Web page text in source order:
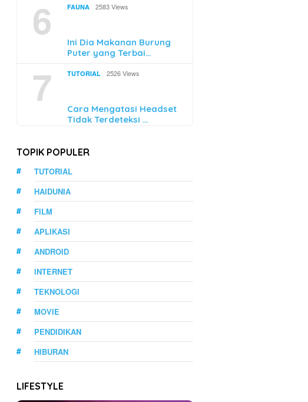
6 FAUNA 2583 Views
Ini Dia Makanan Burung
Puter yang Terbai…
7 TUTORIAL 2526 Views
Cara Mengatasi Headset
Tidak Terdeteksi …
TOPIK POPULER
TUTORIAL
HAIDUNIA
FILM
APLIKASI
ANDROID
INTERNET
TEKNOLOGI
MOVIE
PENDIDIKAN
HIBURAN
LIFESTYLE